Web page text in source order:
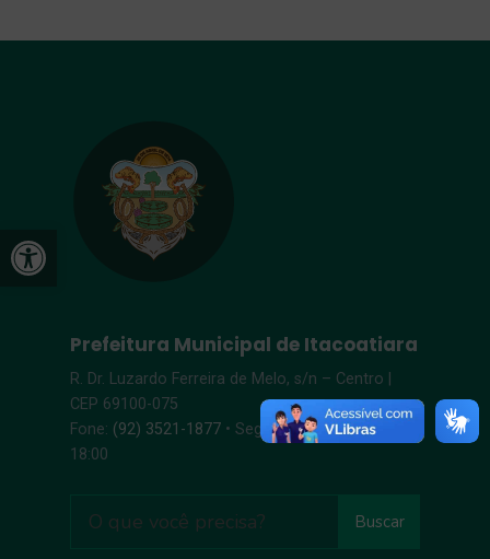
Open toolbar
Prefeitura Municipal de Itacoatiara
R. Dr. Luzardo Ferreira de Melo, s/n – Centro |
CEP 69100-075
Fone: (92) 3521-1877 • Segunda-Sexta, 8:00 –
18:00
Buscar